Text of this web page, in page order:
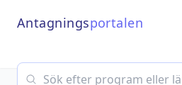
Antagningsportalen
Search